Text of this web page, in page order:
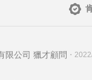
限公司 獵才顧問 ・